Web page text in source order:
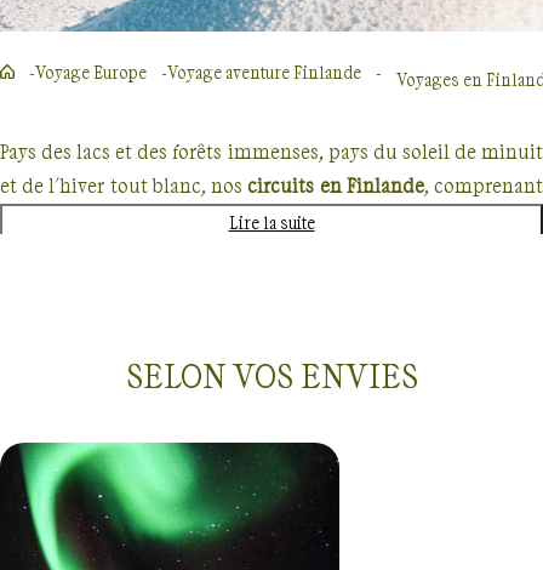
VoyagesFinlande
Voyage Europe Voyage aventure Finlande Voyages en
Pays des lacs et des forêts immenses, pays du soleil de minuit
et de l'hiver tout blanc, noscircuits en Finlande, comprenant
randonnée, vous plongeront au cœur
sauvage, de grands espaces sans limite et hors du temps, vers
savourer la détente unique des
finlandais, pris dans le calme des petits villages lapons.
Ni tout à fait scandinave, ni russe, la Finlande possède
Lire la suite
SELON VOS ENVIES